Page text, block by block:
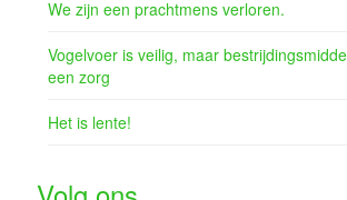
We zijn een prachtmens verloren.
Vogelvoer is veilig, maar
een zorg
Het is lente!